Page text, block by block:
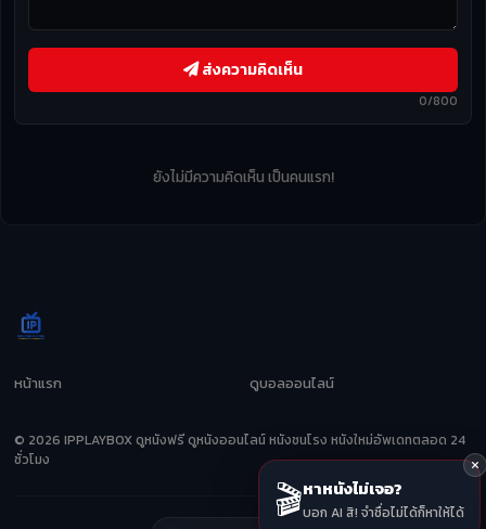
0/800
ส่งความคิดเห็น
ยังไม่มีความคิดเห็น เป็นคนแรก!
หน้าแรก ดูบอลออนไลน์
© 2026 IPPLAYBOX ดูหนังฟรี ดูหนังออนไลน์ หนังชนโรง หนังใหม่อัพเดทตลอด 24
ชั่วโมง
🎬หาหนังไม่เจอ?
บอก AI สิ! จำชื่อไม่ได้ก็หาให้ได้